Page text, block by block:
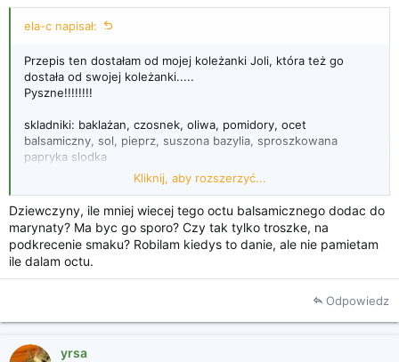
ela-c napisał:
Przepis ten dostałam od mojej koleżanki Joli, która też go
dostała od swojej koleżanki.....
Pyszne!!!!!!!!
skladniki: baklażan, czosnek, oliwa, pomidory, ocet
balsamiczny, sol, pieprz, suszona bazylia, sproszkowana
papryka slodka
baklazana pokroic w plastry ok 5 milimetrow, mocno nasolic i
odstawic na ok. 4 h lub nawet wiecej.
nastepnie odlac sok i dobrze wyplukac plastry, odcisnac wode
i podsuszyc na papierowych recznikach
podsmazyc na oliwie na zlocisto-brazowy kolor i przelozyc do
naczynia.
sos: pomidory obrac ze skorki i pokroic w kostke, dodac
Kliknij, aby rozszerzyć...
Dziewczyny, ile mniej wiecej tego octu balsamicznego dodac do
marynaty? Ma byc go sporo? Czy tak tylko troszke, na
podkrecenie smaku? Robilam kiedys to danie, ale nie pamietam
ile dalam octu.
Odpowiedz
yrsa